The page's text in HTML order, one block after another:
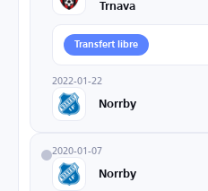
Trnava
Transfert libre
2022-01-22
Norrby
2020-01-07
Norrby